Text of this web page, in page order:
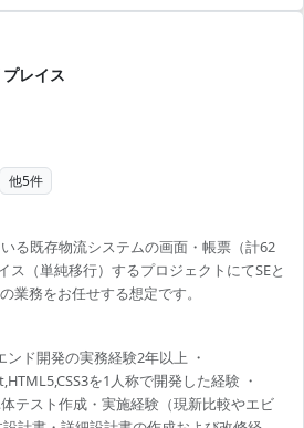
レイス
他5件
る既存物流システムの画面・帳票（計62
ス（単純移行）するプロジェクトにてSEと
業務をお任せする想定です。
ンド開発の実務経験2年以上 ・
を1人称で開発した経験 ・
テスト作成・実施経験（現新比較やエビ